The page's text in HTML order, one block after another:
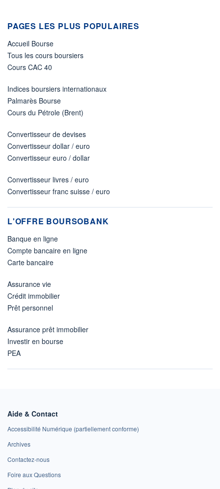
PAGES LES PLUS POPULAIRES
Accueil Bourse
Tous les cours boursiers
Cours CAC 40
Indices boursiers internationaux
Palmarès Bourse
Cours du Pétrole (Brent)
Convertisseur de devises
Convertisseur dollar / euro
Convertisseur euro / dollar
Convertisseur livres / euro
Convertisseur franc suisse / euro
L'OFFRE BOURSOBANK
Banque en ligne
Compte bancaire en ligne
Carte bancaire
Assurance vie
Crédit immobilier
Prêt personnel
Assurance prêt immobilier
Investir en bourse
PEA
Aide & Contact
Accessibilité Numérique (partiellement conforme)
Archives
Contactez-nous
Foire aux Questions